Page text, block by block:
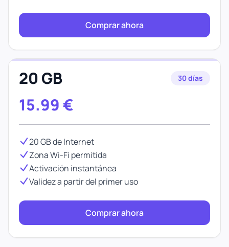
Comprar ahora
20 GB 30 días
15.99 €
20 GB de Internet
Zona Wi-Fi permitida
Activación instantánea
Validez a partir del primer uso
Comprar ahora